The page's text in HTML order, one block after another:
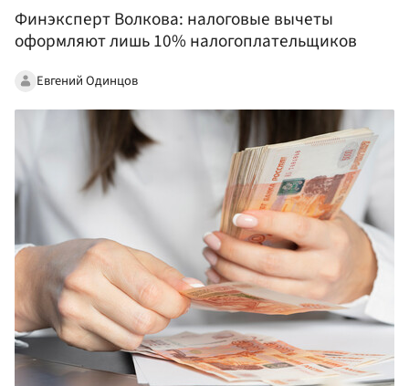
Финэксперт Волкова: налоговые вычеты
оформляют лишь 10% налогоплательщиков
Евгений Одинцов